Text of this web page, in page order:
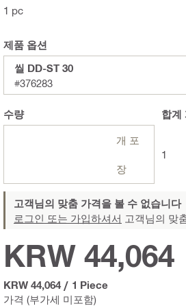
1 pc
제품 옵션
씰 DD-ST 30
#376283
수량
개 포
장
합계
1
고객님의 맞춤 가격을 볼 수 없습니다
로그인 또는 가입하셔서 고객님의 맞
가격 (부가세 미포함)
KRW 44,064
KRW 44,064 / 1 Piece